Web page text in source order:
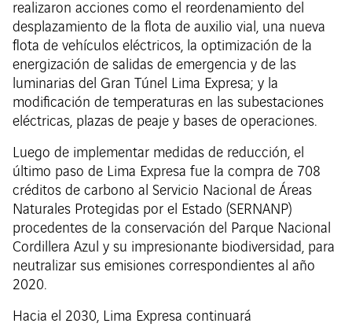
realizaron acciones como el reordenamiento del
desplazamiento de la flota de auxilio vial, una nueva
flota de vehículos eléctricos, la optimización de la
energización de salidas de emergencia y de las
luminarias del Gran Túnel Lima Expresa; y la
modificación de temperaturas en las subestaciones
eléctricas, plazas de peaje y bases de operaciones.
Luego de implementar medidas de reducción, el
último paso de Lima Expresa fue la compra de 708
créditos de carbono al Servicio Nacional de Áreas
Naturales Protegidas por el Estado (SERNANP)
procedentes de la conservación del Parque Nacional
Cordillera Azul y su impresionante biodiversidad, para
neutralizar sus emisiones correspondientes al año
2020.
Hacia el 2030, Lima Expresa continuará